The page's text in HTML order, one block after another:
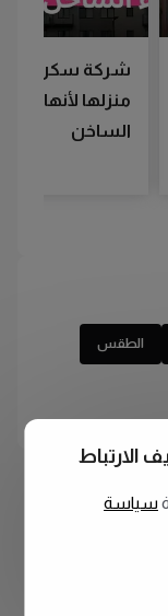
شركة سكن
منزلها لأنها لم
الساخن
الطقس
الارتباط
سياسة